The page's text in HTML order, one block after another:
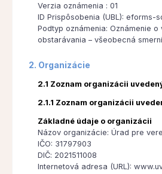
Verzia oznámenia : 01
ID Prispôsobenia (UBL): eforms-
Podtyp oznámenia: Oznámenie o
obstarávania – všeobecná
2. Organizácie
2.1 Zoznam organizácii
2.1.1 Zoznam organizácii
Základné údaje o organizácii
Názov organizácie: Úrad pre
IČO: 31797903
DIČ: 2021511008
Internetová adresa (URL):